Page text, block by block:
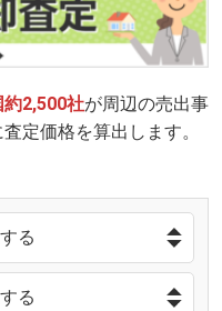
約2,500社が周辺の売出事
定価格を算出します。